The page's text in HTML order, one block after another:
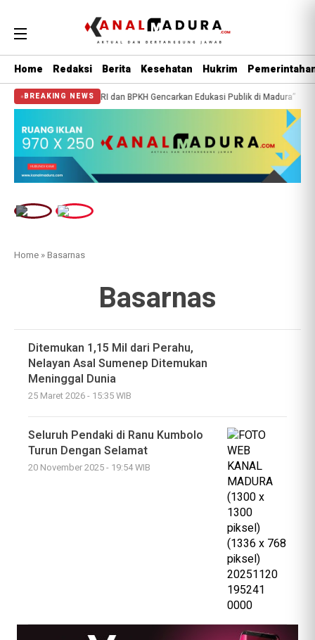
Home Redaksi Berita Kesehatan Hukrim
BREAKING NEWS
Haji, Anggota DPR RI dan BPKH Gencarkan Edukasi Publik di Madura”
Home »Basarnas
Basarnas
Ditemukan 1,15 Mil dari Perahu,
Nelayan Asal Sumenep Ditemukan
Meninggal Dunia
25 Maret 2026 - 15:35 WIB
Seluruh Pendaki di Ranu Kumbolo
Turun Dengan Selamat
20 November 2025 - 19:54 WIB